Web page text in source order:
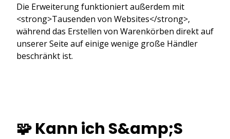
Die Erweiterung funktioniert außerdem mit
<strong>Tausenden von Websites</strong>,
während das Erstellen von Warenkörben direkt auf
unserer Seite auf einige wenige große Händler
beschränkt ist.
🧩 Kann ich S&amp;S